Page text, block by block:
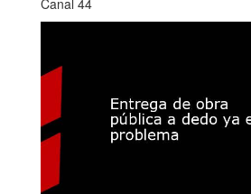
Canal 44